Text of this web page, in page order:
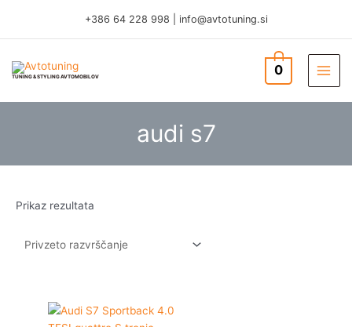
content
+386 64 228 998 info@avtotuning.si
TUNING & STYLING AVTOMOBILOV 0
audi s7
Prikaz rezultata